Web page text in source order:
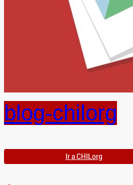
blog-chilorg
Ir a CHILorg